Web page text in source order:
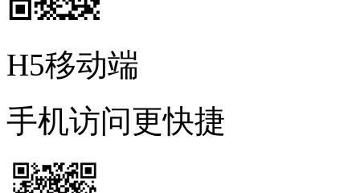
H5移动端
手机访问更快捷